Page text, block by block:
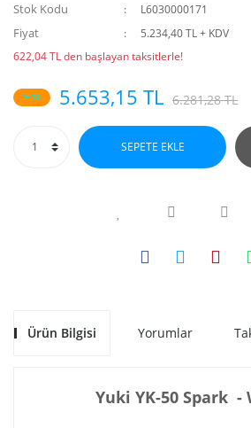
Stok Kodu L6030000171
Fiyat
5.234,40 TL + KDV
622,04 TL den başlayan taksitlerle!
%10 5.653,15 TL 6.281,28 TL
SEPETE EKLE
Ürün Bilgisi Yorumlar
Yuki YK-50 Spark -